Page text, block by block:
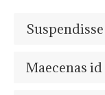
Maecenas